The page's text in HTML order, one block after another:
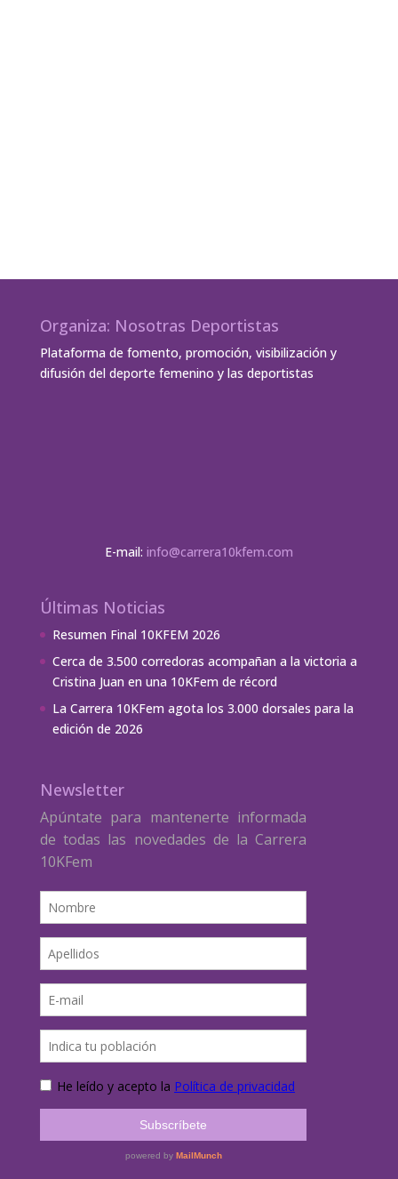
Organiza: Nosotras Deportistas
Plataforma de fomento, promoción, visibilización y
difusión del deporte femenino y las deportistas
E-mail: info@carrera10kfem.com
Últimas Noticias
Resumen Final 10KFEM 2026
Cerca de 3.500 corredoras acompañan a la victoria a
Cristina Juan en una 10KFem de récord
La Carrera 10KFem agota los 3.000 dorsales para la
edición de 2026
Newsletter